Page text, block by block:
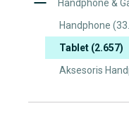
Handphone &
Handphone
Tablet (2.657)
Aksesoris